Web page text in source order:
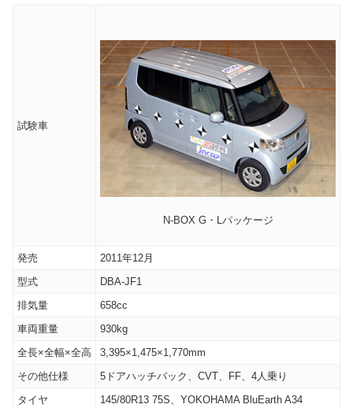
試験車
N-BOX G・Lパッケージ
発売
2011年12月
型式
DBA-JF1
排気量
658cc
車両重量
930kg
全長×全幅×全高
3,395×1,475×1,770mm
その他仕様
5ドアハッチバック、CVT、FF、4人乗り
タイヤ
145/80R13 75S、YOKOHAMA BluEarth A34